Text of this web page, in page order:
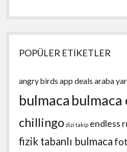
POPÜLER ETİKETLER
angry birds app deals araba
bulmaca bulmaca
chillingo dizi takip endless
fizik tabanlı bulmaca